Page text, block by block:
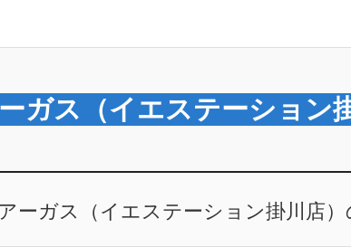
ガス（イエステーション
ーガス（イエステーション掛川店